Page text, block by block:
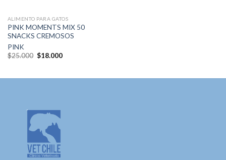
ALIMENTO PARA GATOS
PINK MOMENTS MIX 50
SNACKS CREMOSOS
PINK
$25.000 El
$18.000El